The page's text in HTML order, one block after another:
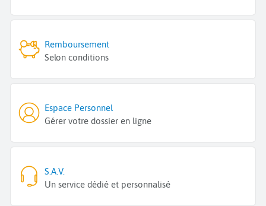
Remboursement
Selon conditions
Espace Personnel
Gérer votre dossier en ligne
S.A.V.
Un service dédié et personnalisé